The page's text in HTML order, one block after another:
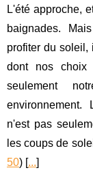
L'été approche,
baignades.
profiter du soleil,
dont nos choix
seulement
n'est pas
les coups de
50) [...]